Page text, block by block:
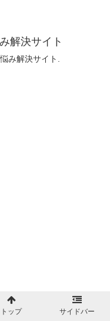
解決サイト
み解決サイト.
トップ サイドバー